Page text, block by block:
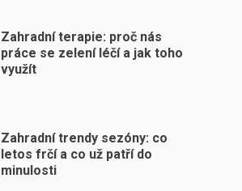
Zahradní terapie: proč nás
práce se zelení léčí a jak toho
využít
Zahradní trendy sezóny: co
letos frčí a co už patří do
minulosti